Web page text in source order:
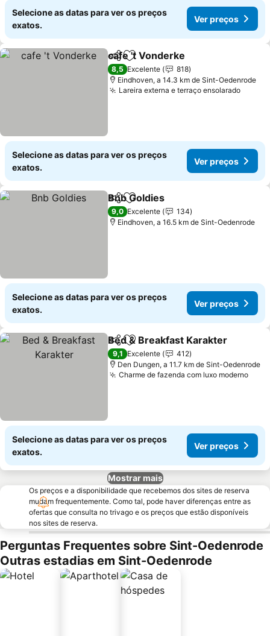
Selecione as datas para ver os preços
exatos.
Ver preços
PartilharAdicionar aos favoritos
cafe 't Vonderke
8,5 Excelente
818
Eindhoven, a 14.3 km de Sint-Oedenrode
Lareira externa e terraço ensolarado
Selecione as datas para ver os preços
exatos.
Ver preços
PartilharAdicionar aos favoritos
Bnb Goldies
9,0 Excelente
134
Eindhoven, a 16.5 km de Sint-Oedenrode
Selecione as datas para ver os preços
exatos.
Ver preços
PartilharAdicionar aos favoritos
Bed & Breakfast Karakter
9,1 Excelente
412
Den Dungen, a 11.7 km de Sint-Oedenrode
Charme de fazenda com luxo moderno
Selecione as datas para ver os preços
exatos.
Ver preços
Mostrar mais
Os preços e a disponibilidade que recebemos dos sites de reserva
mudam frequentemente. Como tal, pode haver diferenças entre as
ofertas que consulta no trivago e os preços que estão disponíveis
nos sites de reserva.
Perguntas Frequentes sobre Sint-Oedenrode
Outras estadias em Sint-Oedenrode